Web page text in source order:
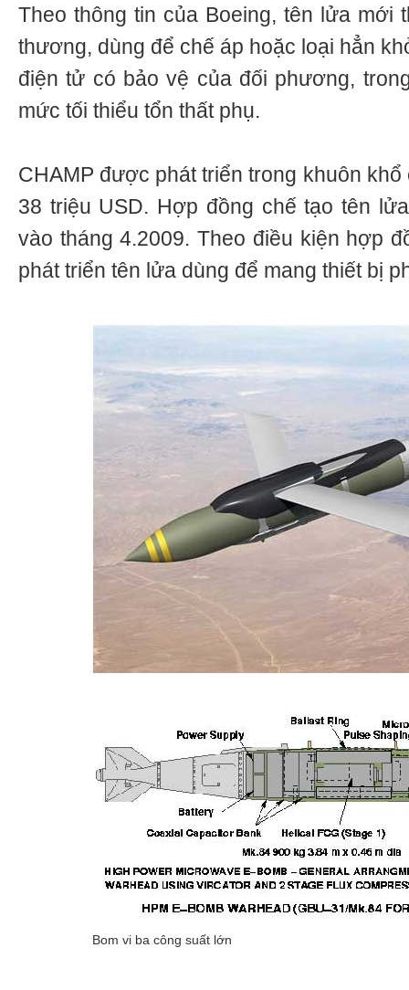
Theo thông tin của Boeing, tên lửa mới
thương, dùng để chế áp hoặc loại hẳn
điện tử có bảo vệ của đối phương,
mức tối thiểu tổn thất phụ.
CHAMP được phát triển trong khuôn
38 triệu USD. Hợp đồng chế tạo tên
vào tháng 4.2009. Theo điều kiện hợp
phát triển tên lửa dùng để mang thiết bị
Bom vi ba công suất lớn